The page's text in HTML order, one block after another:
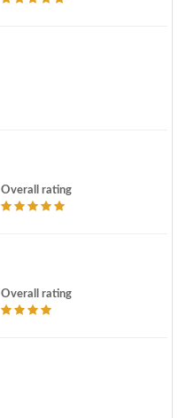
Overall rating
Overall rating